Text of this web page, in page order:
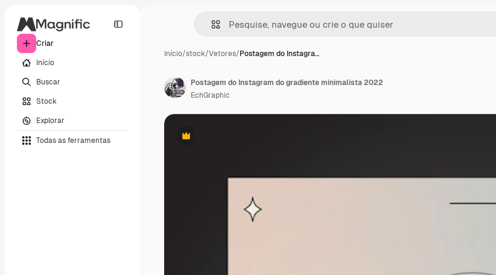
Criar
Início
Buscar
Stock
Explorar
Todas as ferramentas
Início/stock/Vetores/Postagem do Instagra…
Premium
Postagem do Instagram do gradiente minimalista 2022
EchGraphic